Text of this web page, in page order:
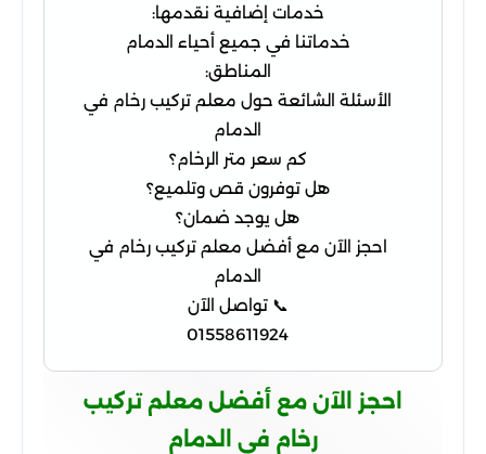
خدمات إضافية نقدمها:
خدماتنا في جميع أحياء الدمام
المناطق:
الأسئلة الشائعة حول معلم تركيب رخام في
الدمام
كم سعر متر الرخام؟
هل توفرون قص وتلميع؟
هل يوجد ضمان؟
احجز الآن مع أفضل معلم تركيب رخام في
الدمام
📞 تواصل الآن
01558611924
احجز الآن مع أفضل معلم تركيب
رخام في الدمام